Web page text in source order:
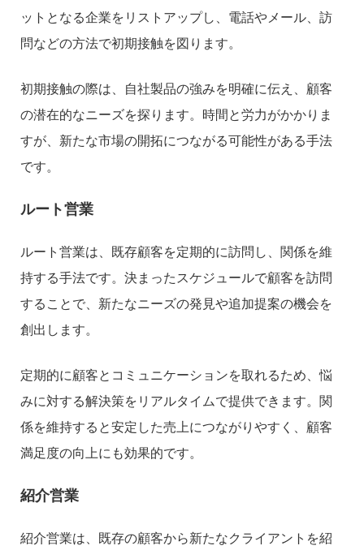
ットとなる企業をリストアップし、電話やメール、訪
問などの方法で初期接触を図ります。
初期接触の際は、自社製品の強みを明確に伝え、顧客
の潜在的なニーズを探ります。時間と労力がかかりま
すが、新たな市場の開拓につながる可能性がある手法
です。
ルート営業
ルート営業は、既存顧客を定期的に訪問し、関係を維
持する手法です。決まったスケジュールで顧客を訪問
することで、新たなニーズの発見や追加提案の機会を
創出します。
定期的に顧客とコミュニケーションを取れるため、悩
みに対する解決策をリアルタイムで提供できます。関
係を維持すると安定した売上につながりやすく、顧客
満足度の向上にも効果的です。
紹介営業
紹介営業は、既存の顧客から新たなクライアントを紹